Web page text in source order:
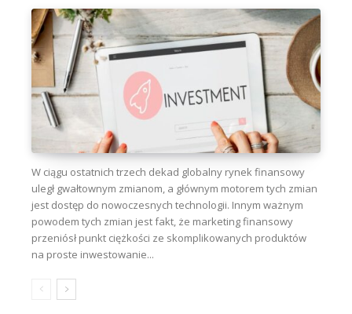
W ciągu ostatnich trzech dekad globalny rynek finansowy
uległ gwałtownym zmianom, a głównym motorem tych zmian
jest dostęp do nowoczesnych technologii. Innym ważnym
powodem tych zmian jest fakt, że marketing finansowy
przeniósł punkt ciężkości ze skomplikowanych produktów
na proste inwestowanie...